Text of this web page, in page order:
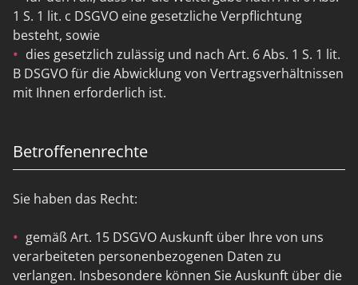
1 S. 1 lit. c DSGVO eine gesetzliche Verpflichtung
besteht, sowie
dies gesetzlich zulässig und nach Art. 6 Abs. 1 S. 1 lit.
B DSGVO für die Abwicklung von Vertragsverhältnissen
mit Ihnen erforderlich ist.
Betroffenenrechte
Sie haben das Recht:
gemäß Art. 15 DSGVO Auskunft über Ihre von uns
verarbeiteten personenbezogenen Daten zu
verlangen. Insbesondere können Sie Auskunft über die